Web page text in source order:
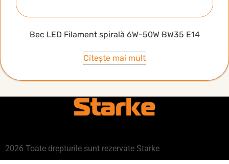
Bec LED Filament spirală 6W-50W BW35 E14
Citește mai mult
2026 Toate drepturile sunt rezervate Starke